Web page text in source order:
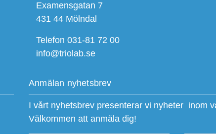
Examensgatan 7
431 44 Mölndal
Telefon 031-81 72 00
info@triolab.se
Anmälan nyhetsbrev
I vårt nyhetsbrev presenterar vi nyheter inom
Välkommen att anmäla dig!